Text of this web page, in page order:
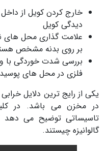
خارج کردن کویل از
دیدگی کویل
علامت گذاری محل های
بر روی بدنه مشخص
بررسی شدت خوردگی
فلزی در محل های
یکی از رایج ترین دلایل خرابی
در مخزن می باشد. در
تاسیساتی توضیح می دهد
گالوانیزه چیستند.